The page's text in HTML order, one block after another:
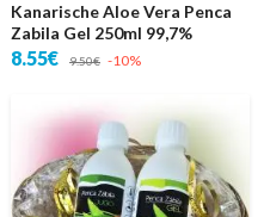
Kanarische Aloe Vera Penca
Zabila Gel 250ml 99,7%
8.55€ 9.50€ -10%